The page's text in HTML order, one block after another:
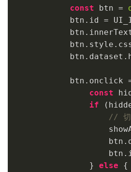
const btn =
btn.id =
btn.onclick
const
if
// 切
            }
else {